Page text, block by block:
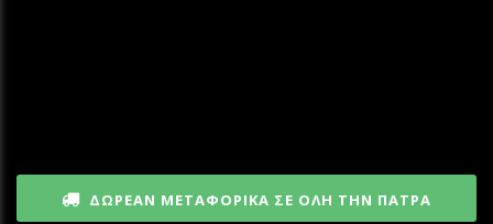
ΔΩΡΕΑΝ ΜΕΤΑΦΟΡΙΚΑ ΣΕ ΟΛΗ ΤΗΝ ΠΑΤΡΑ